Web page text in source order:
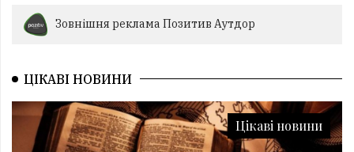
Зовнішня реклама Позитив Аутдор
ЦІКАВІ НОВИНИ
Цікаві новини